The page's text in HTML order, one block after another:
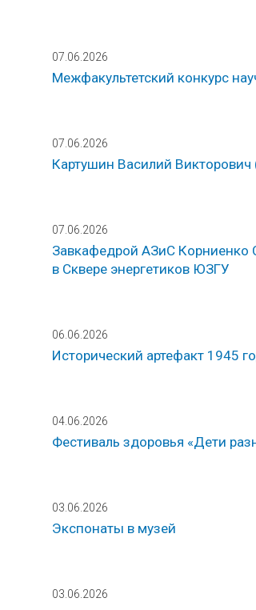
07.06.2026
Межфакультетский конкурс
07.06.2026
Картушин Василий
07.06.2026
Завкафедрой АЗиС Корниенко
в Сквере энергетиков ЮЗГУ
06.06.2026
Исторический артефакт 1945
04.06.2026
Фестиваль здоровья «Дети
03.06.2026
Экспонаты в музей
03.06.2026